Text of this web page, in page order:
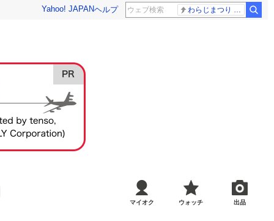
Yahoo! JAPANヘルプ わらじまつり 福島
マイオク ウォッチ 出品